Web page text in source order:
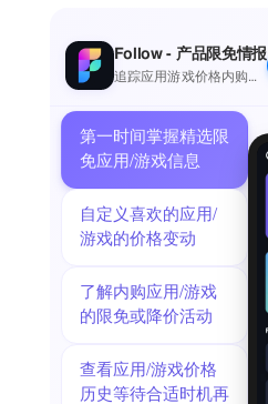
Follow - 产品限免情报
追踪应用游戏价格内购波
第一时间掌握精选限
免应用/游戏信息
自定义喜欢的应用/
游戏的价格变动
了解内购应用/游戏
的限免或降价活动
查看应用/游戏价格
历史等待合适时机再